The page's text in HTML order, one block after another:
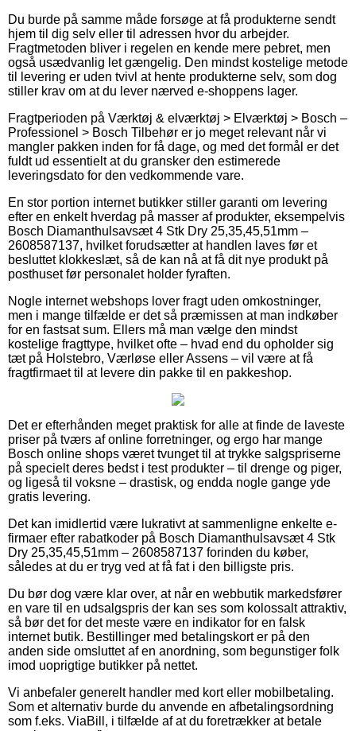
Du burde på samme måde forsøge at få produkterne sendt
hjem til dig selv eller til adressen hvor du arbejder.
Fragtmetoden bliver i regelen en kende mere pebret, men
også usædvanlig let gængelig. Den mindst kostelige metode
til levering er uden tvivl at hente produkterne selv, som dog
stiller krav om at du lever nærved e-shoppens lager.
Fragtperioden på Værktøj & elværktøj > Elværktøj > Bosch –
Professionel > Bosch Tilbehør er jo meget relevant når vi
mangler pakken inden for få dage, og med det formål er det
fuldt ud essentielt at du gransker den estimerede
leveringsdato for den vedkommende vare.
En stor portion internet butikker stiller garanti om levering
efter en enkelt hverdag på masser af produkter, eksempelvis
Bosch Diamanthulsavsæt 4 Stk Dry 25,35,45,51mm –
2608587137, hvilket forudsætter at handlen laves før et
besluttet klokkeslæt, så de kan nå at få dit nye produkt på
posthuset før personalet holder fyraften.
Nogle internet webshops lover fragt uden omkostninger,
men i mange tilfælde er det så præmissen at man indkøber
for en fastsat sum. Ellers må man vælge den mindst
kostelige fragttype, hvilket ofte – hvad end du opholder sig
tæt på Holstebro, Værløse eller Assens – vil være at få
fragtfirmaet til at levere din pakke til en pakkeshop.
Det er efterhånden meget praktisk for alle at finde de laveste
priser på tværs af online forretninger, og ergo har mange
Bosch online shops været tvunget til at trykke salgspriserne
på specielt deres bedst i test produkter – til drenge og piger,
og ligeså til voksne – drastisk, og endda nogle gange yde
gratis levering.
Det kan imidlertid være lukrativt at sammenligne enkelte e-
firmaer efter rabatkoder på Bosch Diamanthulsavsæt 4 Stk
Dry 25,35,45,51mm – 2608587137 forinden du køber,
således at du er tryg ved at få fat i den billigste pris.
Du bør dog være klar over, at når en webbutik markedsfører
en vare til en udsalgspris der kan ses som kolossalt attraktiv,
så bør det for det meste være en indikator for en falsk
internet butik. Bestillinger med betalingskort er på den
anden side omsluttet af en anordning, som begunstiger folk
imod uoprigtige butikker på nettet.
Vi anbefaler generelt handler med kort eller mobilbetaling.
Som et alternativ burde du anvende en afbetalingsordning
som f.eks. ViaBill, i tilfælde af at du foretrækker at betale